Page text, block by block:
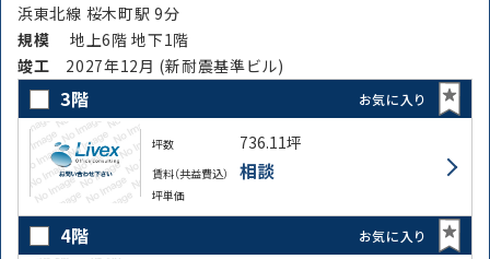
浜東北線 桜木町駅 9分
規模
地上6階 地下1階
竣⼯ 2027年12月 (新耐震基準ビル)
3階 お気に入り
坪数 736.11坪
賃料（共益費込） 相談
坪単価
4階 お気に入り